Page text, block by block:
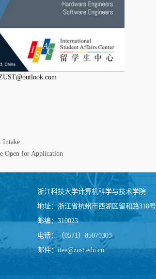
Intake
Open for Application
浙江科技大学计算机科学与技术学院
地址： 浙江省杭州市西湖区留和路318号
邮编：310023
电话： （0571）85070303
邮件： itee@zust.edu.cn